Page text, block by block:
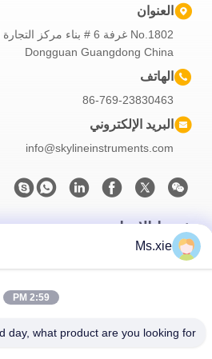
العنوان
Dongguan Guangdong China
الهاتف
86-769-23830463
البريد الإلكتروني
info@skylineinstruments.com
نشرتنا الإخبارية
اشترك في نشرتنا الإخبارية للحصول على
Ms.xie
2:59 PM
day, what product are you looking for?